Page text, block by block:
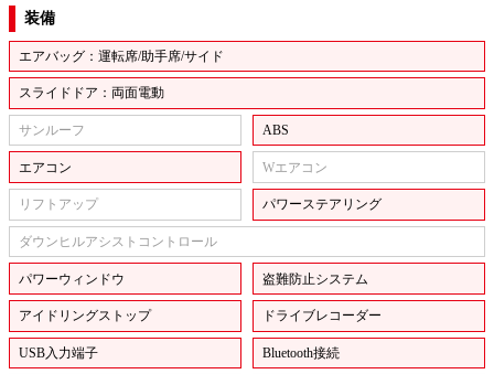
装備
エアバッグ：運転席/助手席/サイド
スライドドア：両面電動
サンルーフ ABS
エアコン Wエアコン
リフトアップ パワーステアリング
ダウンヒルアシストコントロール
パワーウィンドウ 盗難防止システム
アイドリングストップ ドライブレコーダー
USB入力端子 Bluetooth接続